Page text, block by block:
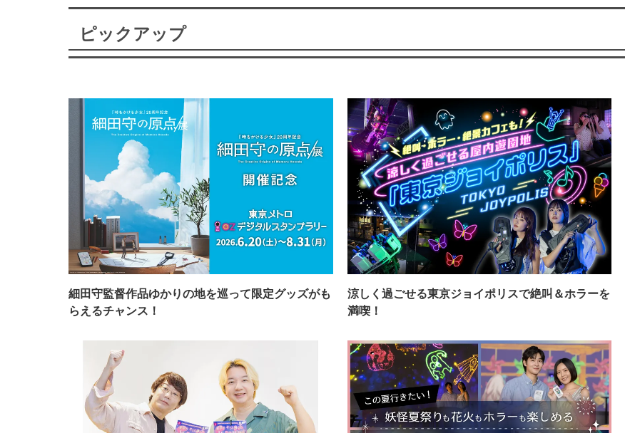
ピックアップ
細田守監督作品ゆかりの地を巡って限定グッズがも
らえるチャンス！
涼しく過ごせる東京ジョイポリスで絶叫＆ホラーを
満喫！